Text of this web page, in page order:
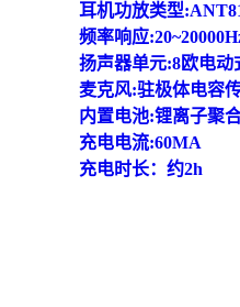
耳机功放类型
频率响应
扬声器单元:8欧电动
麦克风:驻极体电容
内置电池:锂离子聚
充电电流:60MA
充电时长：约2h